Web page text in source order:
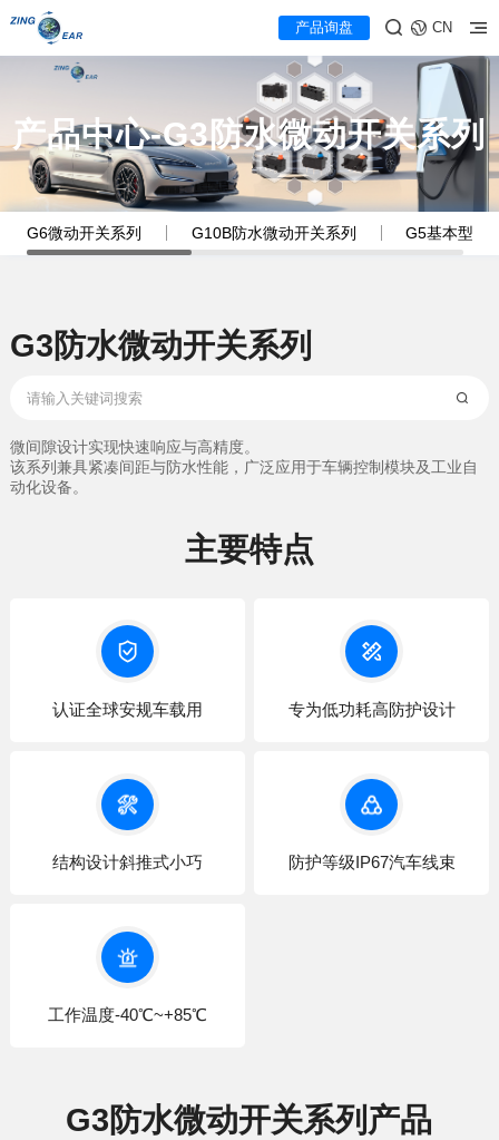
产品询盘 CN
产品中心-G3防水微动开关系列
G6微动开关系列 G10B防水微动开关系列 G5基本型微
G3防水微动开关系列
微间隙设计实现快速响应与高精度。
动化设备。
主要特点
‌认证全球安规车载用 ‌专为低功耗高防护设计‌
‌结构设计斜推式小巧‌ ‌防护等级IP67汽车线束‌
‌工作温度-40℃~+85℃‌
G3防水微动开关系列产品